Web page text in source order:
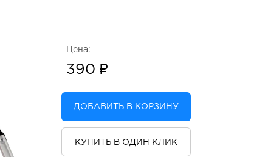
Цена:
390
ДОБАВИТЬ В КОРЗИНУ
КУПИТЬ В ОДИН КЛИК